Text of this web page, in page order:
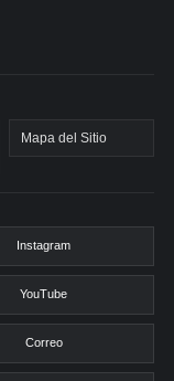
Mapa del Sitio
Instagram
YouTube
Correo